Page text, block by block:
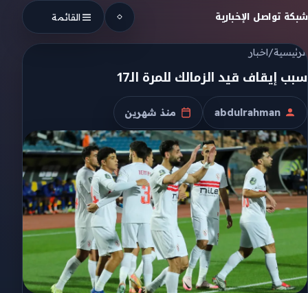
Skip to content
شبكة تواصل الإخبارية القائمة
الرئيسية/اخبار
سبب إيقاف قيد الزمالك للمرة الـ17
الكاتب
abdulrahman
تاريخ النشر
منذ شهرين